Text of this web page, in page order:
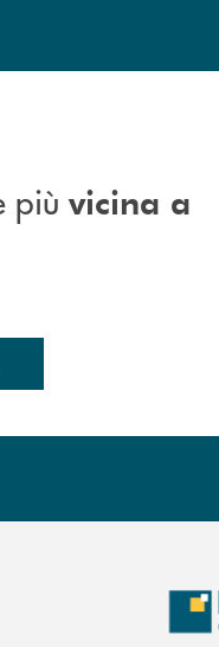
a te
più vicina a